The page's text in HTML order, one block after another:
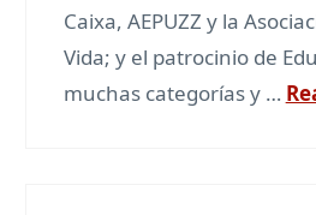
Caixa, AEPUZZ y la
Vida; y el patrocinio de
muchas categorías y …